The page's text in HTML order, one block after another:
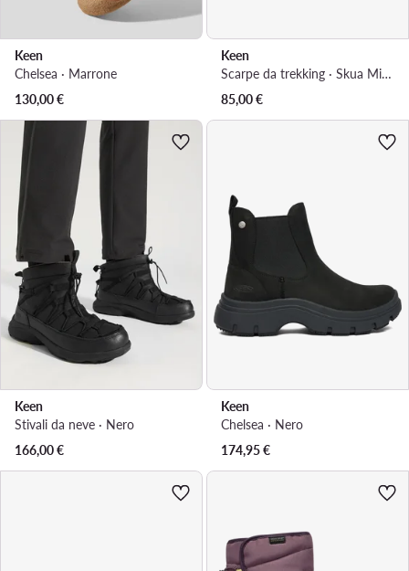
Keen
Chelsea · Marrone
130,00€
Keen
Scarpe da trekking · Skua Mid Wp 1029543 · Blu scuro
85,00€
Keen
Stivali da neve · Nero
166,00€
Keen
Chelsea · Nero
174,95€